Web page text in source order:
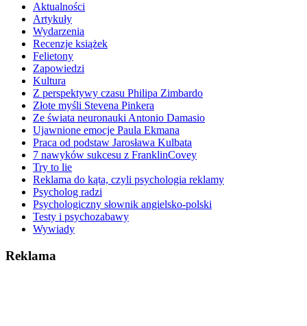
Aktualności
Artykuły
Wydarzenia
Recenzje książek
Felietony
Zapowiedzi
Kultura
Z perspektywy czasu Philipa Zimbardo
Złote myśli Stevena Pinkera
Ze świata neuronauki Antonio Damasio
Ujawnione emocje Paula Ekmana
Praca od podstaw Jarosława Kulbata
7 nawyków sukcesu z FranklinCovey
Try to lie
Reklama do kąta, czyli psychologia reklamy
Psycholog radzi
Psychologiczny słownik angielsko-polski
Testy i psychozabawy
Wywiady
Reklama